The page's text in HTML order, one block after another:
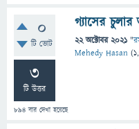
0
টি ভোট
3
টি উত্তর
894 বার দেখা হয়েছে
গ্যাসের
22 অক্টোবর 2021 "
Mehedy Hasan (